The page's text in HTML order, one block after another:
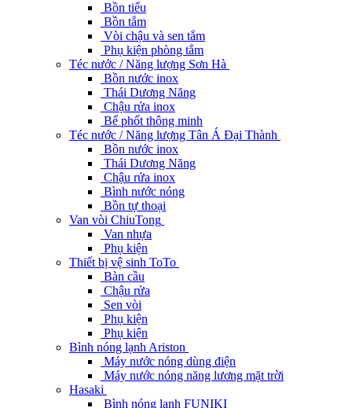
Bồn tiểu
Bồn tắm
Vòi chậu và sen tắm
Phụ kiện phòng tắm
Téc nước / Năng lượng Sơn Hà
Bồn nước inox
Thái Dương Năng
Chậu rửa inox
Bể phốt thông minh
Téc nước / Năng lượng Tân Á Đại Thành
Bồn nước inox
Thái Dương Năng
Chậu rửa inox
Bình nước nóng
Bồn tự thoại
Van vòi ChiuTong
Van nhựa
Phụ kiện
Thiết bị vệ sinh ToTo
Bàn cầu
Chậu rửa
Sen vòi
Phụ kiện
Phụ kiện
Bình nóng lạnh Ariston
Máy nước nóng dùng điện
Máy nước nóng năng lương mặt trời
Hasaki
Bình nóng lạnh FUNIKI